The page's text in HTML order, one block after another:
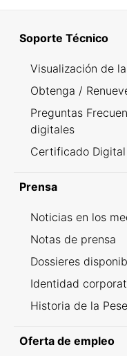
Soporte Técnico
Visualización de
Obtenga /
Preguntas
digitales
Certificado
Prensa
Noticias en los
Notas de prensa
Dossieres
Identidad
Historia de la
Oferta de empleo